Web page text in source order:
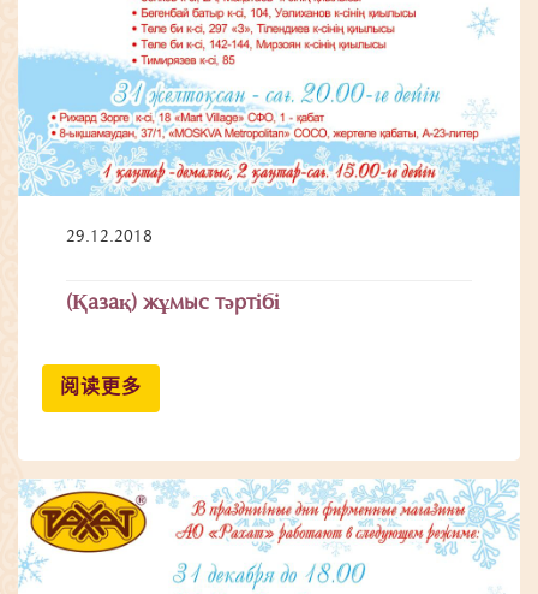
29.12.2018
(Қазақ) жұмыс тәртібі
阅读更多